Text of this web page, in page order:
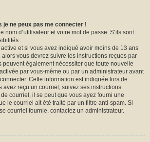
ne peux pas me connecter !
nom d’utilisateur et votre mot de passe. S’ils sont
:
et si vous avez indiqué avoir moins de 13 ans
alors vous devrez suivre les instructions reçues par
peuvent également nécessiter que toute nouvelle
par vous-même ou par un administrateur avant
Cette information est indiquée lors de
avez reçu un courriel, suivez ses instructions.
courriel, il se peut que vous ayez fourni une
le courriel ait été traité par un filtre anti-spam. Si
courriel fournie, contactez un administrateur.